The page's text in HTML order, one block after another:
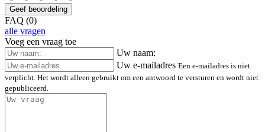
Geef beoordeling
FAQ (0)
alle vragen
Voeg een vraag toe
Uw naam:
Uw e-mailadres Een e-mailadres is niet
verplicht. Het wordt alleen gebruikt om een antwoord te versturen en wordt niet
gepubliceerd.